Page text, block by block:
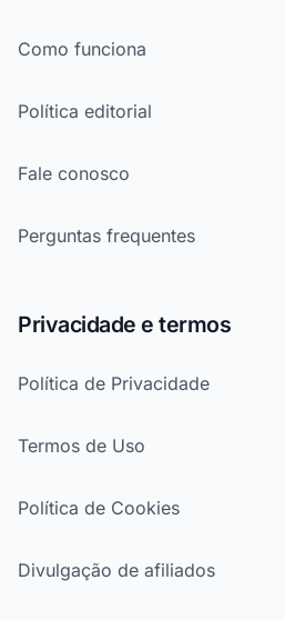
Como funciona
Política editorial
Fale conosco
Perguntas frequentes
Privacidade e termos
Política de Privacidade
Termos de Uso
Política de Cookies
Divulgação de afiliados